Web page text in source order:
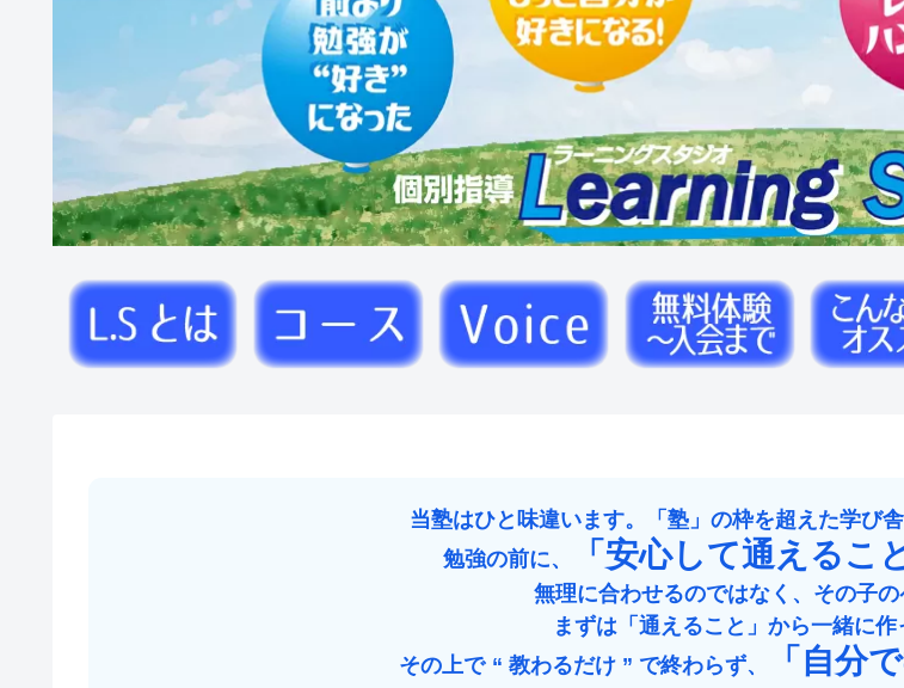
当塾はひと味違います。「塾」の枠を超えた学び舎
勉強の前に、
「安心して通えるこ
無理に合わせるのではなく、その子の
まずは「通えること」から一緒に
その上で “ 教わるだけ ” で終わらず、 「自分